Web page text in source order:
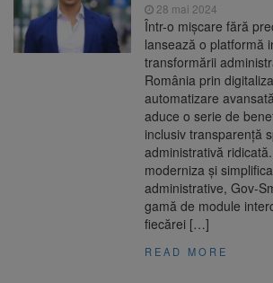
28 mai 2024
Într-o mișcare fără
lansează o platformă
transformării
România prin
automatizare
aduce o serie de
inclusiv transparență
administrativă
moderniza și
administrative, Gov-
gamă de module
fiecărei […]
READ MORE